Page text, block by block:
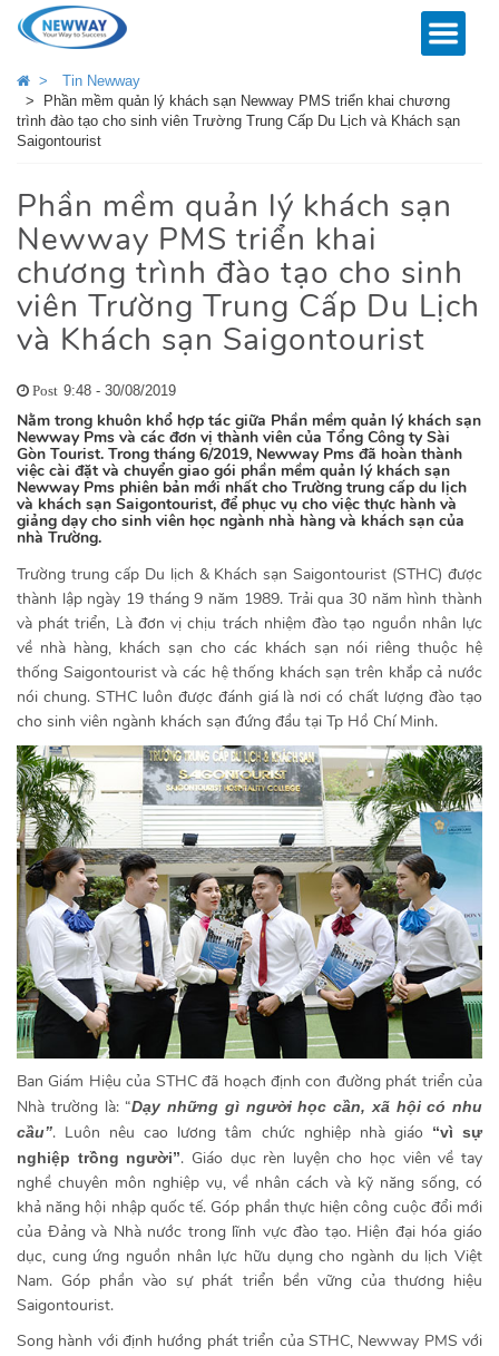
>
Tin Newway
>
Phần mềm quản lý khách sạn Newway PMS triển khai chương
trình đào tạo cho sinh viên Trường Trung Cấp Du Lịch và Khách sạn
Saigontourist
Phần mềm quản lý khách sạn
Newway PMS triển khai
chương trình đào tạo cho sinh
viên Trường Trung Cấp Du Lịch
và Khách sạn Saigontourist
Post 9:48 - 30/08/2019
Nằm trong khuôn khổ hợp tác giữa Phần mềm quản lý khách sạn
Newway Pms và các đơn vị thành viên của Tổng Công ty Sài
Gòn Tourist. Trong tháng 6/2019, Newway Pms đã hoàn thành
việc cài đặt và chuyển giao gói phần mềm quản lý khách sạn
Newway Pms phiên bản mới nhất cho Trường trung cấp du lịch
và khách sạn Saigontourist, để phục vụ cho việc thực hành và
giảng dạy cho sinh viên học ngành nhà hàng và khách sạn của
nhà Trường.
Trường trung cấp Du lịch & Khách sạn Saigontourist (STHC) được
thành lập ngày 19 tháng 9 năm 1989. Trải qua 30 năm hình thành
và phát triển, Là đơn vị chịu trách nhiệm đào tạo nguồn nhân lực
về nhà hàng, khách sạn cho các khách sạn nói riêng thuộc hệ
thống Saigontourist và các hệ thống khách sạn trên khắp cả nước
nói chung. STHC luôn được đánh giá là nơi có chất lượng đào tạo
cho sinh viên ngành khách sạn đứng đầu tại Tp Hồ Chí Minh.
Ban Giám Hiệu của STHC đã hoạch định con đường phát triển của
Nhà trường là: “Dạy những gì người học cần, xã hội có nhu
cầu”. Luôn nêu cao lương tâm chức nghiệp nhà giáo
“vì sự
nghiệp trồng người”. Giáo dục rèn luyện cho học viên về tay
nghề chuyên môn nghiệp vụ, về nhân cách và kỹ năng sống, có
khả năng hội nhập quốc tế. Góp phần thực hiện công cuộc đổi mới
của Đảng và Nhà nước trong lĩnh vực đào tạo. Hiện đại hóa giáo
dục, cung ứng nguồn nhân lực hữu dụng cho ngành du lịch Việt
Nam. Góp phần vào sự phát triển bền vững của thương hiệu
Saigontourist.
Song hành với định hướng phát triển của STHC, Newway PMS với